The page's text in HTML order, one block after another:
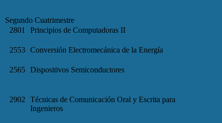
Segundo Cuatrimestre
2801
Principios de Computadoras II
2553 Conversión Electromecánica de la Energía
2565 Dispositivos Semiconductores
2902
Técnicas de Comunicación Oral y Escrita para
Ingenieros